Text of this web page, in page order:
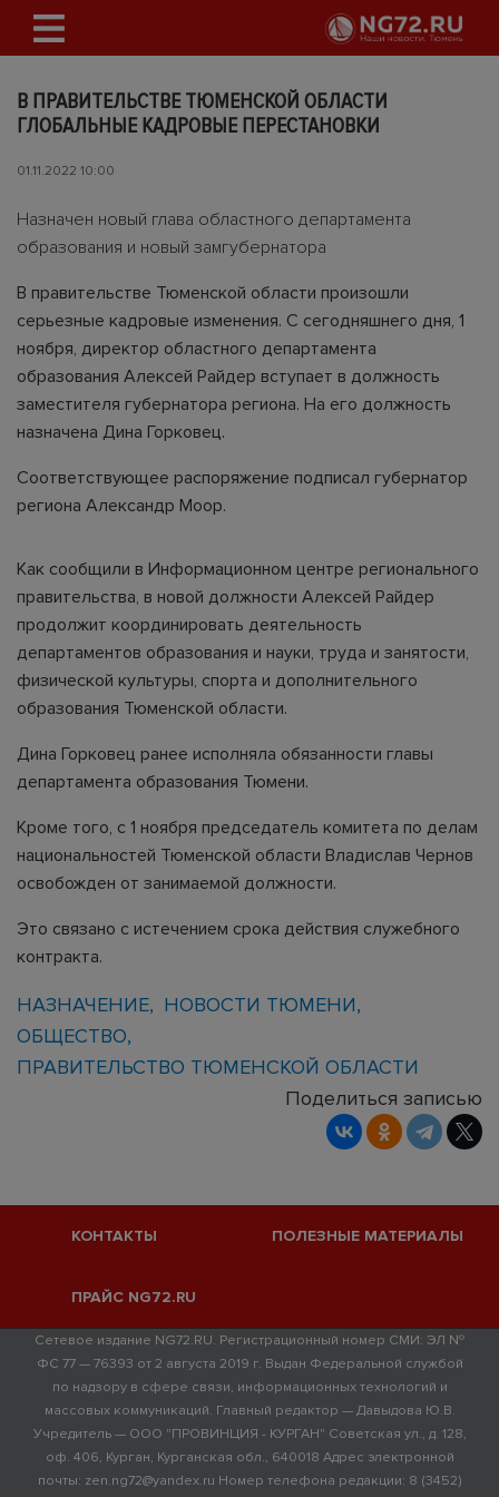
В ПРАВИТЕЛЬСТВЕ ТЮМЕНСКОЙ ОБЛАСТИ
ГЛОБАЛЬНЫЕ КАДРОВЫЕ ПЕРЕСТАНОВКИ
01.11.2022 10:00
Назначен новый глава областного департамента
образования и новый замгубернатора
В правительстве Тюменской области произошли
серьезные кадровые изменения. С сегодняшнего дня, 1
ноября, директор областного департамента
образования Алексей Райдер вступает в должность
заместителя губернатора региона. На его должность
назначена Дина Горковец.
Соответствующее распоряжение подписал губернатор
региона Александр Моор.
Как сообщили в Информационном центре регионального
правительства, в новой должности Алексей Райдер
продолжит координировать деятельность
департаментов образования и науки, труда и занятости,
физической культуры, спорта и дополнительного
образования Тюменской области.
Дина Горковец ранее исполняла обязанности главы
департамента образования Тюмени.
Кроме того, с 1 ноября председатель комитета по делам
национальностей Тюменской области Владислав Чернов
освобожден от занимаемой должности.
Это связано с истечением срока действия служебного
контракта.
НАЗНАЧЕНИЕ
НОВОСТИ ТЮМЕНИ
ОБЩЕСТВО
ПРАВИТЕЛЬСТВО ТЮМЕНСКОЙ ОБЛАСТИ
Поделиться записью
КОНТАКТЫ ПОЛЕЗНЫЕ МАТЕРИАЛЫ
ПРАЙС NG72.RU
Сетевое издание NG72.RU. Регистрационный номер СМИ: ЭЛ №
ФС 77 — 76393 от 2 августа 2019 г. Выдан Федеральной службой
по надзору в сфере связи, информационных технологий и
массовых коммуникаций. Главный редактор — Давыдова Ю.В.
Учредитель — ООО "ПРОВИНЦИЯ - КУРГАН" Советская ул., д. 128,
оф. 406, Курган, Курганская обл., 640018 Адрес электронной
почты: zen.ng72@yandex.ru Номер телефона редакции: 8 (3452)